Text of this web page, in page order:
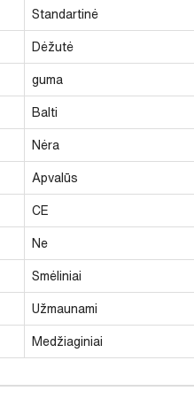
Standartinė
Dėžutė
guma
Balti
Nėra
Apvalūs
CE
Ne
Smėliniai
Užmaunami
Medžiaginiai